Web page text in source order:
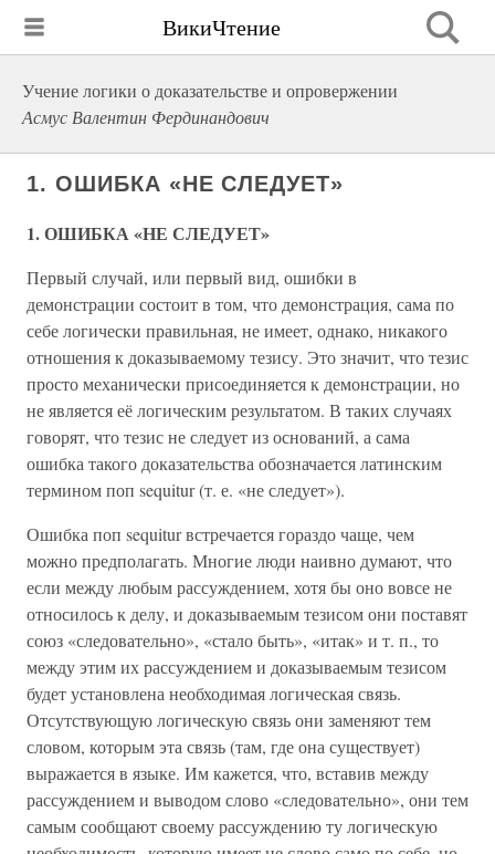
ВикиЧтение
Учение логики о доказательстве и опровержении
Асмус Валентин Фердинандович
1. ОШИБКА «НЕ СЛЕДУЕТ»
1. ОШИБКА «НЕ СЛЕДУЕТ»
Первый случай, или первый вид, ошибки в
демонстрации состоит в том, что демонстрация, сама по
себе логически правильная, не имеет, однако, никакого
отношения к доказываемому тезису. Это значит, что тезис
просто механически присоединяется к демонстрации, но
не является её логическим результатом. В таких случаях
говорят, что тезис не следует из оснований, а сама
ошибка такого доказательства обозначается латинским
термином поп sequitur (т. е. «не следует»).
Ошибка поп sequitur встречается гораздо чаще, чем
можно предполагать. Многие люди наивно думают, что
если между любым рассуждением, хотя бы оно вовсе не
относилось к делу, и доказываемым тезисом они поставят
союз «следовательно», «стало быть», «итак» и т. п., то
между этим их рассуждением и доказываемым тезисом
будет установлена необходимая логическая связь.
Отсутствующую логическую связь они заменяют тем
словом, которым эта связь (там, где она существует)
выражается в языке. Им кажется, что, вставив между
рассуждением и выводом слово «следовательно», они тем
самым сообщают своему рассуждению ту логическую